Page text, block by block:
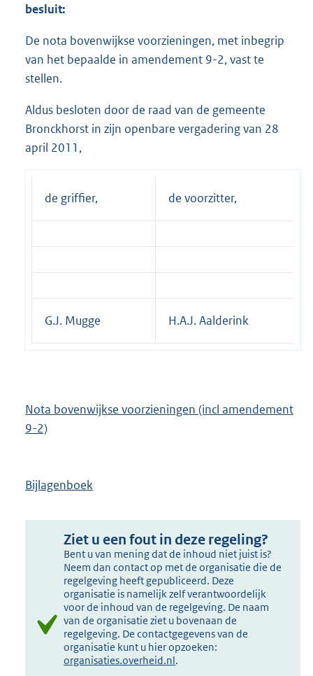
besluit:
De nota bovenwijkse voorzieningen, met inbegrip
van het bepaalde in amendement 9-2, vast te
stellen.
Aldus besloten door de raad van de gemeente
Bronckhorst in zijn openbare vergadering van 28
april 2011,
de griffier, de voorzitter,
G.J. Mugge H.A.J. Aalderink
Nota bovenwijkse voorzieningen (incl amendement
9-2)
Bijlagenboek
Ziet u een fout in deze regeling?
Bent u van mening dat de inhoud niet juist is?
Neem dan contact op met de organisatie die de
regelgeving heeft gepubliceerd. Deze
organisatie is namelijk zelf verantwoordelijk
voor de inhoud van de regelgeving. De naam
van de organisatie ziet u bovenaan de
regelgeving. De contactgegevens van de
organisatie kunt u hier opzoeken:
organisaties.overheid.nl.